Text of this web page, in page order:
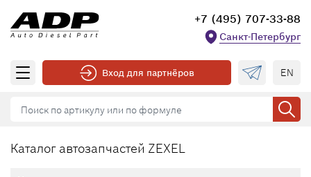
+7 (495) 707-33-88
Санкт-Петербург
Вход для партнёров EN
Каталог автозапчастей ZEXEL